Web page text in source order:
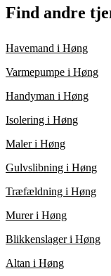
en god pris.
Prisen for
gulvets tilstand,
intensivt arbejde,
tilbud kan du få et
fordelagtige løsning.
Find andre
Havemand i Høng
Varmepumpe i Høng
Handyman i Høng
Isolering i Høng
Maler i Høng
Gulvslibning i Høng
Træfældning i Høng
Murer i Høng
Blikkenslager i Høng
Altan i Høng